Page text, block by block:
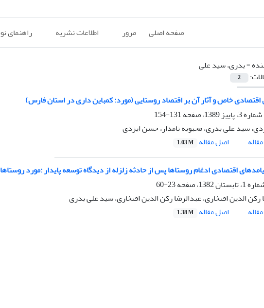
صفحه اصلی مرور اطلاعات نشریه راهنمای
=بدری، سید علی
2
اقتصادی خاص و آثار آن بر اقتصاد روستایی (مورد: کمباین داری در استان فارس)
131-154
سید علی بدری، محبوبه نامدار، حسن ایزدی
اصل مقاله 1.03 M
اقتصادی ادغام روستاها پس از حادثه زلزله از دیدگاه توسعه پایدار :مورد
23-60
رکن الدین افتخاری، عبدالرضا رکن الدین افتخاری، سید علی بدری
اصل مقاله 1.38 M